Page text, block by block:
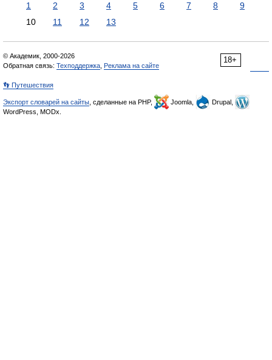
1 2 3 4 5 6 7 8
9
10
11 12 13
18+
© Академик, 2000-2026
Обратная связь: Техподдержка Реклама на сайте
👣 Путешествия
Экспорт словарей на сайты , сделанные на PHP, Joomla,
Drupal,
WordPress, MODx.